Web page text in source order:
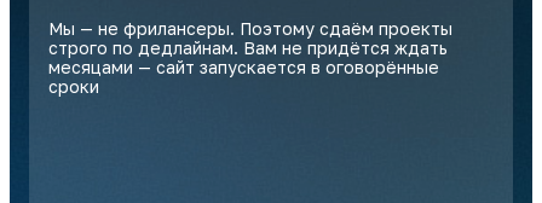
Мы — не фрилансеры. Поэтому сдаём проекты
строго по дедлайнам. Вам не придётся ждать
месяцами — сайт запускается в оговорённые
сроки